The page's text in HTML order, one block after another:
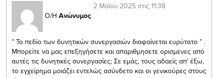
Ο/Η Ανώνυμος
2 Μαΐου 2025 στις 11:38
” Το πεδίο των δυνητικών συνεργασιών διαφαίνεται ευρύτατο ” .
Μπορείτε να μας επεξηγήσετε και απαριθμησετε ορισμενες από
αυτές τις δυνητικές συνεργασίες; Σε εμάς, τους αδαείς απ’ έξω,
το εγχείρημα μοιάζει εντελώς ασύνδετο και οι γενικούρες στους